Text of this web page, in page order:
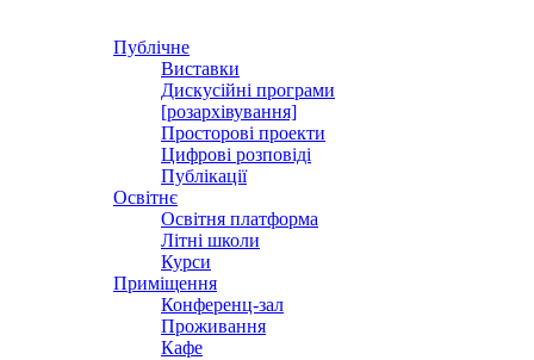
Публічне
Виставки
Дискусійні програми
[розархівування]
Просторові проекти
Цифрові розповіді
Публікації
Освітнє
Освітня платформа
Літні школи
Курси
Приміщення
Конференц-зал
Проживання
Кафе